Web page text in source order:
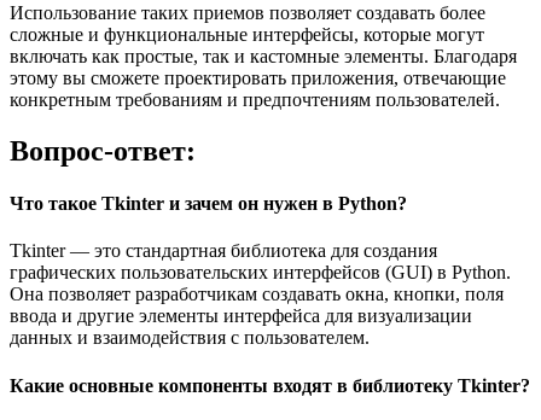
Использование таких приемов позволяет создавать более
сложные и функциональные интерфейсы, которые могут
включать как простые, так и кастомные элементы. Благодаря
этому вы сможете проектировать приложения, отвечающие
конкретным требованиям и предпочтениям пользователей.
Вопрос-ответ:
Что такое Tkinter и зачем он нужен в Python?
Tkinter — это стандартная библиотека для создания
графических пользовательских интерфейсов (GUI) в Python.
Она позволяет разработчикам создавать окна, кнопки, поля
ввода и другие элементы интерфейса для визуализации
данных и взаимодействия с пользователем.
Какие основные компоненты входят в библиотеку Tkinter?